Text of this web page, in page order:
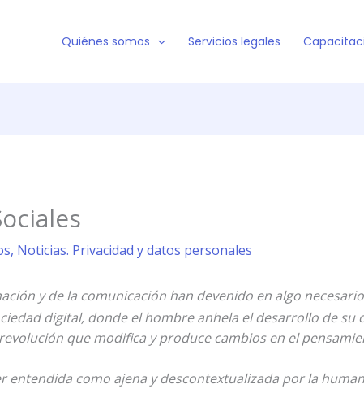
Quiénes somos Servicios legales
, Noticias. Privacidad y datos personales
y de la comunicación han devenido en algo
digital, donde el hombre anhela el desarrollo de su
que modifica y produce cambios en el
entendida como ajena y descontextualizada por la